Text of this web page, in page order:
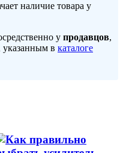
наличие товара у
у продавцов,
указанным в каталоге